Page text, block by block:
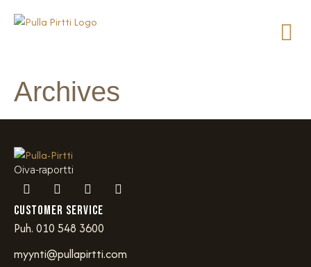
Archives
Oiva-raportti
Customer service
Puh. 010 548 3600
myynti@pullapirtti.com